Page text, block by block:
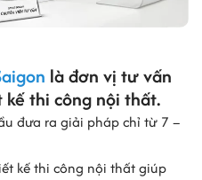
là đơn vị tư vấn
thi công nội thất.
đưa ra giải pháp chỉ từ 7 –
kế thi công nội thất giúp